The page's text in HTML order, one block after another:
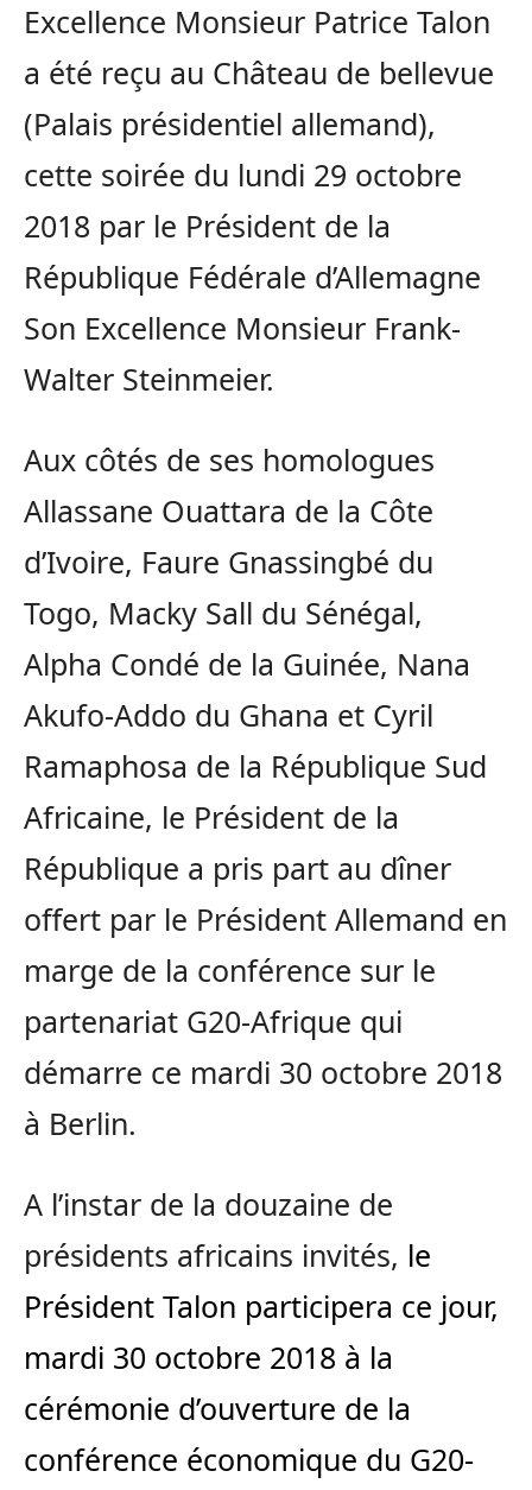
Excellence Monsieur Patrice Talon
a été reçu au Château de bellevue
(Palais présidentiel allemand),
cette soirée du lundi 29 octobre
2018 par le Président de la
République Fédérale d’Allemagne
Son Excellence Monsieur Frank-
Walter Steinmeier.
Aux côtés de ses homologues
Allassane Ouattara de la Côte
d’Ivoire, Faure Gnassingbé du
Togo, Macky Sall du Sénégal,
Alpha Condé de la Guinée, Nana
Akufo-Addo du Ghana et Cyril
Ramaphosa de la République Sud
Africaine, le Président de la
République a pris part au dîner
offert par le Président Allemand en
marge de la conférence sur le
partenariat G20-Afrique qui
démarre ce mardi 30 octobre 2018
à Berlin.
A l’instar de la douzaine de
présidents africains invités, le
Président Talon participera ce jour,
mardi 30 octobre 2018 à la
cérémonie d’ouverture de la
conférence économique du G20-